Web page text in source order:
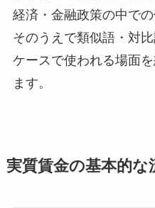
経済・金融政策の中で
そのうえで類似語・対
ケースで使われる場面
ます。
実質賃金の基本的な